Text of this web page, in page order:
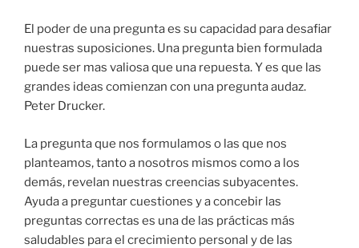
El poder de una pregunta es su capacidad para desafiar
nuestras suposiciones. Una pregunta bien formulada
puede ser mas valiosa que una repuesta. Y es que las
grandes ideas comienzan con una pregunta audaz.
Peter Drucker.
La pregunta que nos formulamos o las que nos
planteamos, tanto a nosotros mismos como a los
demás, revelan nuestras creencias subyacentes.
Ayuda a preguntar cuestiones y a concebir las
preguntas correctas es una de las prácticas más
saludables para el crecimiento personal y de las